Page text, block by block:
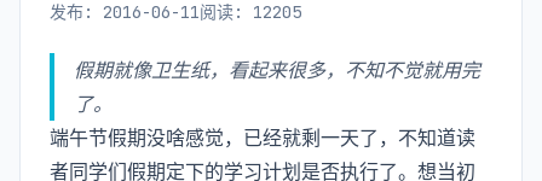
发布: 2016-06-11阅读: 12205
假期就像卫生纸，看起来很多，不知不觉就用完
了。
端午节假期没啥感觉，已经就剩一天了，不知道读
者同学们假期定下的学习计划是否执行了。想当初